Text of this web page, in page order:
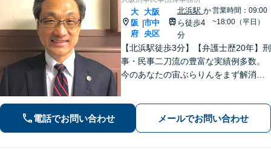
大
阪
府
|
大阪
市中
央区
北浜駅 か
ら徒歩4
分
営業時間：09:00
~18:00（平日）
【北浜駅徒歩3分】【弁護士歴20年】刑
事・民事二刀流の豊富な実績例多数。
今のあなたの宙ぶらりんをまず解消！
士」であり続けます！最後まであなた
の味方です！【初回相談無料】
電話でお問い合わせ メールでお問い合わせ